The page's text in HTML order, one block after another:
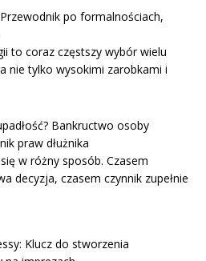
po formalnościach,
to coraz częstszy wybór wielu
nie tylko wysokimi zarobkami i
Bankructwo osoby
praw dłużnika
w różny sposób. Czasem
decyzja, czasem czynnik zupełnie
Klucz do stworzenia